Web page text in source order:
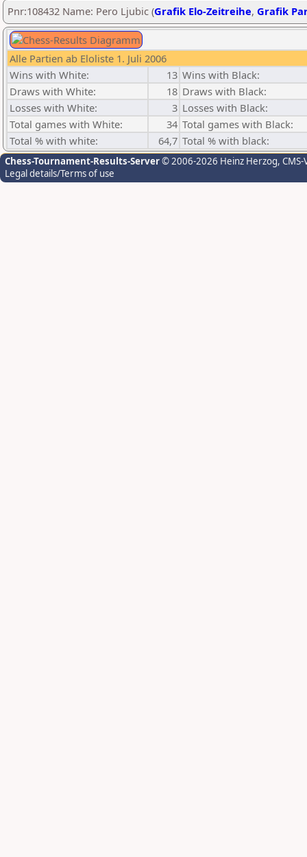
Pnr:108432 Name: Pero Ljubic (Grafik Elo-Zeitreihe, Grafik
Alle Partien ab Eloliste 1. Juli 2006
Wins with White:
13 Wins with Black:
Draws with White:
18 Draws with Black:
Losses with White:
3 Losses with Black:
Total games with White:
34 Total games with Black:
Total % with white:
64,7 Total % with black:
Chess-Tournament-Results-Server© 2006-2026 Heinz Herzog,
Legal details/Terms of use